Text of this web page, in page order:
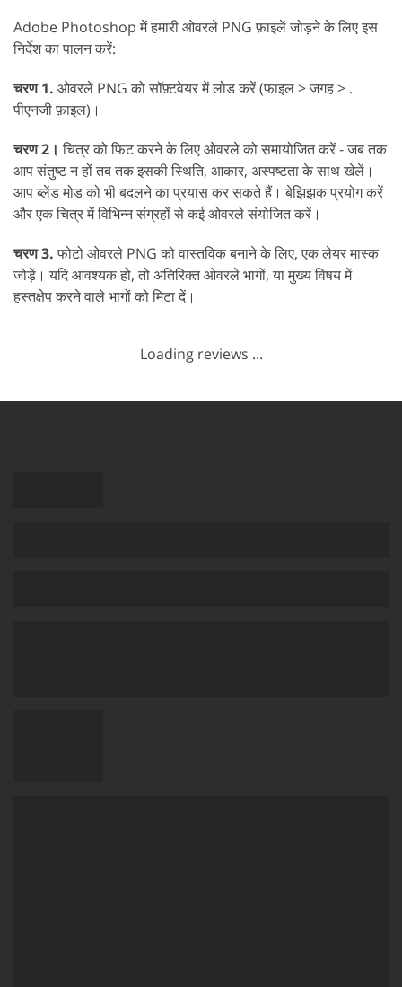
Adobe Photoshop में हमारी ओवरले PNG फ़ाइलें जोड़ने के लिए इस
निर्देश का पालन करें:
चरण 1. ओवरले PNG को सॉफ़्टवेयर में लोड करें (फ़ाइल > जगह > .
पीएनजी फ़ाइल)।
चरण 2।चित्र को फिट करने के लिए ओवरले को समायोजित करें - जब तक
आप संतुष्ट न हों तब तक इसकी स्थिति, आकार, अस्पष्टता के साथ खेलें।
आप ब्लेंड मोड को भी बदलने का प्रयास कर सकते हैं। बेझिझक प्रयोग करें
और एक चित्र में विभिन्न संग्रहों से कई ओवरले संयोजित करें।
चरण 3.फोटो ओवरले PNG को वास्तविक बनाने के लिए, एक लेयर मास्क
जोड़ें। यदि आवश्यक हो, तो अतिरिक्त ओवरले भागों, या मुख्य विषय में
हस्तक्षेप करने वाले भागों को मिटा दें।
Loading reviews ...